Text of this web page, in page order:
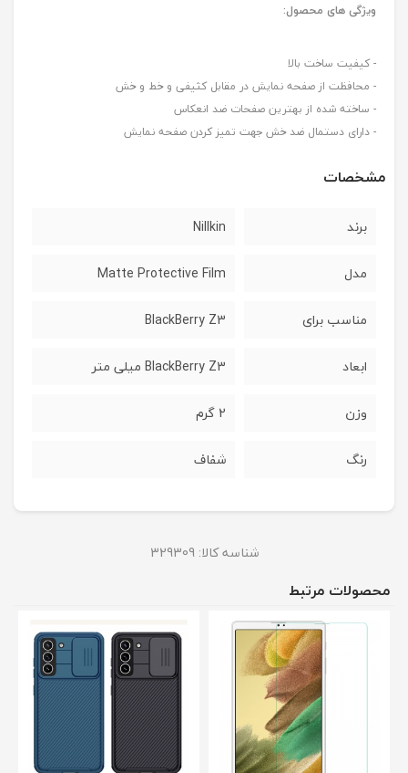
ویژگی های محصول:
- کیفیت ساخت بالا
- محافظت از صفحه نمایش در مقابل کثیفی و خط و خش
- ساخته شده از بهترین صفحات ضد انعکاس
- دارای دستمال ضد خش جهت تمیز کردن صفحه نمایش
مشخصات
برند Nillkin
مدل Matte Protective Film
مناسب برای BlackBerry Z3
ابعاد BlackBerry Z3 میلی متر
وزن 2 گرم
رنگ شفاف
شناسه کالا: 329309
محصولات مرتبط